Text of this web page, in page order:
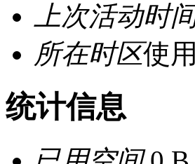
上次活动时
所在时区使
统计信息